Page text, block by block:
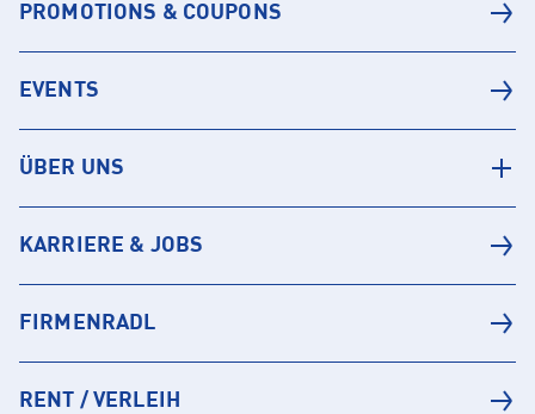
PROMOTIONS & COUPONS
EVENTS
ÜBER UNS
KARRIERE & JOBS
FIRMENRADL
RENT / VERLEIH